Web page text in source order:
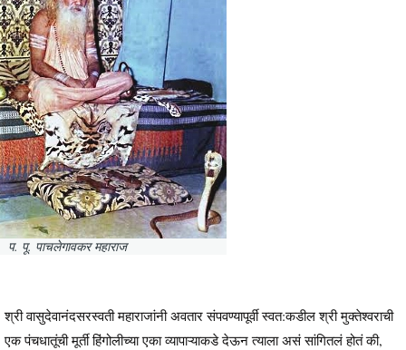
प. पू. पाचलेगावकर महाराज
श्री वासुदेवानंदसरस्वती महाराजांनी अवतार संपवण्यापूर्वी स्वत:कडील श्री मुक्तेश्वराची
एक पंचधातूंची मूर्ती हिंगोलीच्या एका व्यापाऱ्याकडे देऊन त्याला असं सांगितलं होतं की,